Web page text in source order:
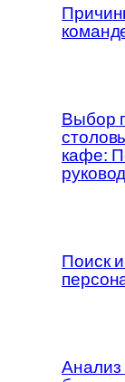
Выбор
кафе:
Поиск
Анализ